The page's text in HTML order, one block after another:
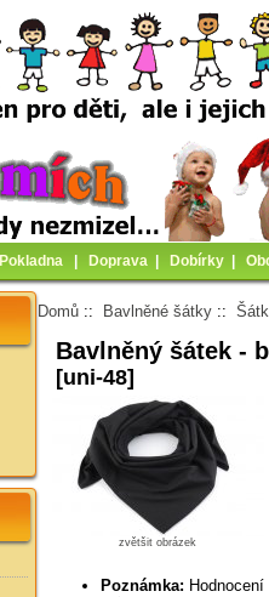
Pokladna Doprava Dobírky
Domů :: Bavlněné šátky ::
Bavlněný šátek -
[uni-48]
zvětšit obrázek
Poznámka: